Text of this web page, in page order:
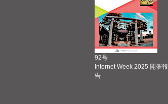
92号
Internet Week 2025 開催報
告